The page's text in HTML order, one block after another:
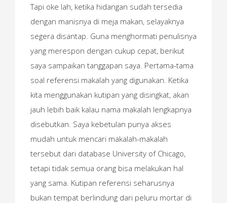
Tapi oke lah, ketika hidangan sudah tersedia
dengan manisnya di meja makan, selayaknya
segera disantap. Guna menghormati penulisnya
yang merespon dengan cukup cepat, berikut
saya sampaikan tanggapan saya. Pertama-tama
soal referensi makalah yang digunakan. Ketika
kita menggunakan kutipan yang disingkat, akan
jauh lebih baik kalau nama makalah lengkapnya
disebutkan. Saya kebetulan punya akses
mudah untuk mencari makalah-makalah
tersebut dari database University of Chicago,
tetapi tidak semua orang bisa melakukan hal
yang sama. Kutipan referensi seharusnya
bukan tempat berlindung dari peluru mortar di